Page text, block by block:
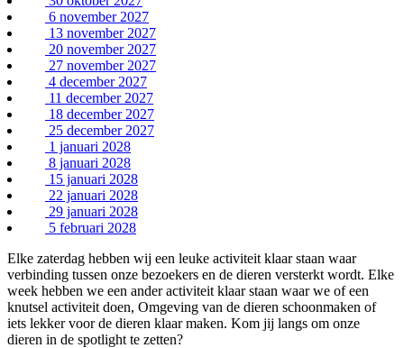
6 november 2027
13 november 2027
20 november 2027
27 november 2027
4 december 2027
11 december 2027
18 december 2027
25 december 2027
1 januari 2028
8 januari 2028
15 januari 2028
22 januari 2028
29 januari 2028
5 februari 2028
Elke zaterdag hebben wij een leuke activiteit klaar staan waar
verbinding tussen onze bezoekers en de dieren versterkt wordt. Elke
week hebben we een ander activiteit klaar staan waar we of een
knutsel activiteit doen, Omgeving van de dieren schoonmaken of
iets lekker voor de dieren klaar maken. Kom jij langs om onze
dieren in de spotlight te zetten?